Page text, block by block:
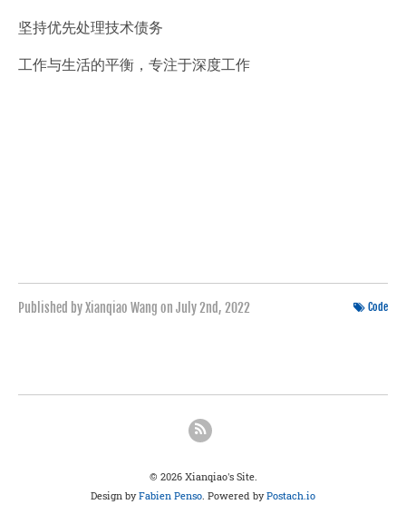
坚持优先处理技术债务
工作与生活的平衡， 专注于深度工作
Published by Xianqiao Wang on July 2nd, 2022 Code
© 2026 Xianqiao's Site.
Design byFabien Penso. Powered byPostach.io